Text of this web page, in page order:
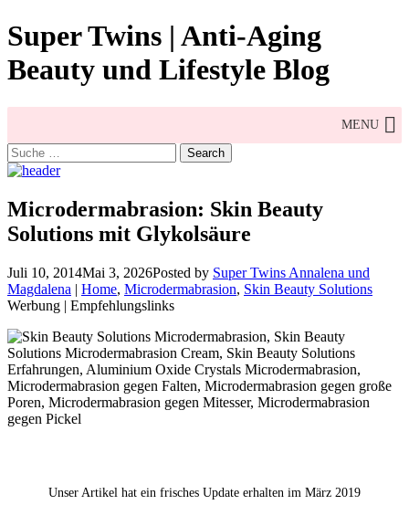
Skip
to
content
Super Twins | Anti-Aging
Beauty und Lifestyle Blog
MENU
Search
for:
Microdermabrasion: Skin Beauty
Solutions mit Glykolsäure
Juli 10, 2014Mai 3, 2026Posted by Super Twins Annalena und
Magdalena | Home, Microdermabrasion, Skin Beauty Solutions
Werbung | Empfehlungslinks
Unser Artikel hat ein frisches Update erhalten im März 2019